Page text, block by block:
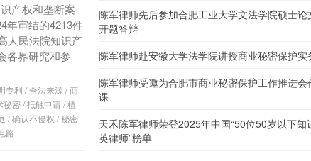
产权和垄断案
年审结的4213件
人民法院知识产
各界研究和参
专利 /合法来源 /商
秘密/抵触申请/植
/确认不侵权 /秘密
路
陈军律师先后参加合肥工业大学文法学院硕士论
开题答辩
陈军律师赴安徽大学法学院讲授商业秘密保护实
陈军律师受邀为合肥市商业秘密保护工作推进会
课
天禾陈军律师荣登2025年中国“50位50岁以下知
英律师”榜单